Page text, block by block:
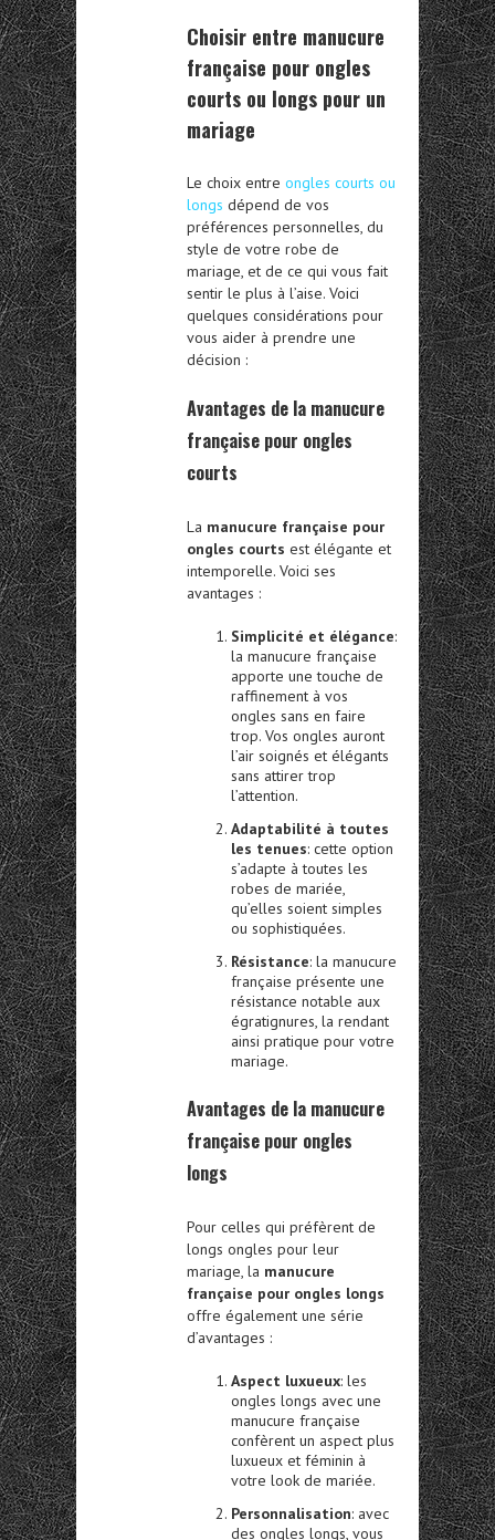
Choisir entre manucure
française pour ongles
courts ou longs pour un
mariage
Le choix entre ongles courts ou
longs dépend de vos
préférences personnelles, du
style de votre robe de
mariage, et de ce qui vous fait
sentir le plus à l’aise. Voici
quelques considérations pour
vous aider à prendre une
décision :
Avantages de la manucure
française pour ongles
courts
La manucure française pour
ongles courts est élégante et
intemporelle. Voici ses
avantages :
Simplicité et élégance:
la manucure française
apporte une touche de
raffinement à vos
ongles sans en faire
trop. Vos ongles auront
l’air soignés et élégants
sans attirer trop
l’attention.
Adaptabilité à toutes
les tenues: cette option
s’adapte à toutes les
robes de mariée,
qu’elles soient simples
ou sophistiquées.
Résistance: la manucure
française présente une
résistance notable aux
égratignures, la rendant
ainsi pratique pour votre
mariage.
Avantages de la manucure
française pour ongles
longs
Pour celles qui préfèrent de
longs ongles pour leur
mariage, la manucure
française pour ongles longs
offre également une série
d’avantages :
Aspect luxueux: les
ongles longs avec une
manucure française
confèrent un aspect plus
luxueux et féminin à
votre look de mariée.
Personnalisation: avec
des ongles longs, vous